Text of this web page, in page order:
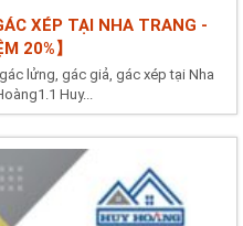
XÉP TẠI NHA TRANG -
20%】
lửng, gác giả, gác xép tại Nha
Huy...